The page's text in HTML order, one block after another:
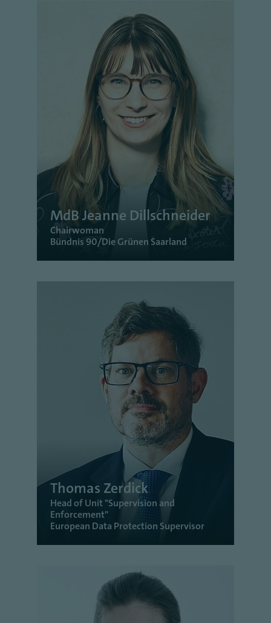
MdB Jeanne Dillschneider
Chairwoman
Bündnis 90/Die Grünen Saarland
Thomas Zerdick
Head of Unit "Supervision and
Enforcement"
European Data Protection Supervisor